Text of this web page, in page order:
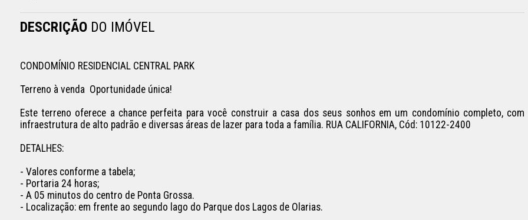
DESCRIÇÃO DO IMÓVEL
CONDOMÍNIO RESIDENCIAL CENTRAL PARK
Terreno à venda  Oportunidade única!
Este terreno oferece a chance perfeita para você construir a casa dos seus sonhos em um condomínio completo, com
infraestrutura de alto padrão e diversas áreas de lazer para toda a família. RUA CALIFORNIA, Cód: 10122-2400
DETALHES:
- Valores conforme a tabela;
- Portaria 24 horas;
- A 05 minutos do centro de Ponta Grossa.
- Localização: em frente ao segundo lago do Parque dos Lagos de Olarias.